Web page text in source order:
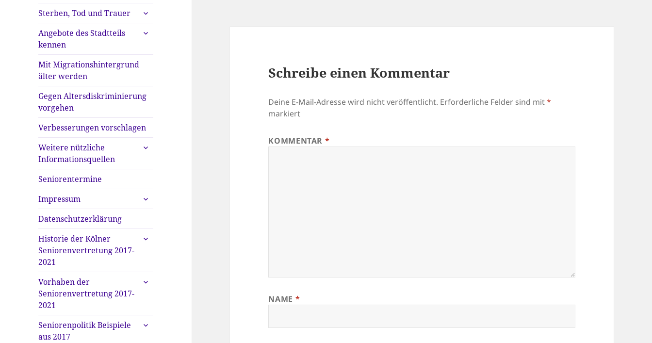
Sterben, Tod und Trauer
untermenü
anzeigen
Angebote des Stadtteils
kennen
untermenü
Mit Migrationshintergrund
älter werden
Gegen Altersdiskriminierung
vorgehen
Verbesserungen vorschlagen
Weitere nützliche
Informationsquellen
untermenü
Seniorentermine
Impressum
untermenü
anzeigen
Datenschutzerklärung
Historie der Kölner
Seniorenvertretung 2017-
2021
untermenü
Vorhaben der
Seniorenvertretung 2017-
2021
untermenü
Seniorenpolitik Beispiele
aus 2017
untermenü
Schreibe einen Kommentar
Deine E-Mail-Adresse wird nicht veröffentlicht. Erforderliche Felder sind mit*
markiert
KOMMENTAR *
NAME *